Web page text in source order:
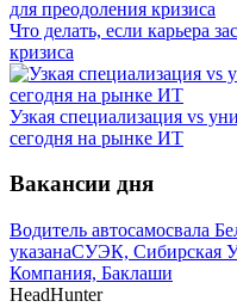
Что делать, если карьера
кризиса
Узкая специализация vs
сегодня на рынке ИТ
Вакансии дня
Водитель автосамосвала
указанаСУЭК, Сибирская
Компания, Баклаши
HeadHunter